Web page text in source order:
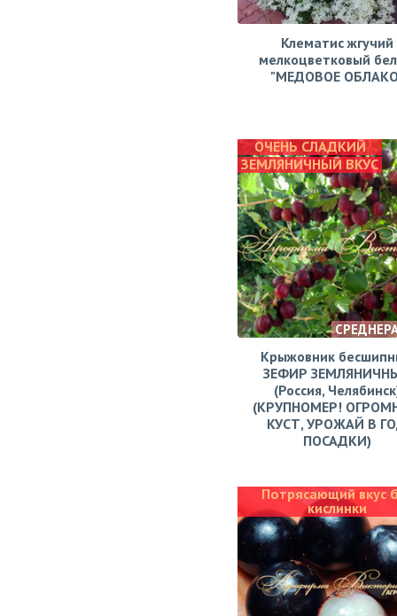
Клематис жгучий
мелкоцветковый
"МЕДОВОЕ
ОЧЕНЬ СЛАДКИЙ
ЗЕМЛЯНИЧНЫЙ ВКУС
Крыжовник
ЗЕФИР
(Россия,
(КРУПНОМЕР!
КУСТ, УРОЖАЙ В
ПОСАДКИ)
Потрясающий вкус
кислинки